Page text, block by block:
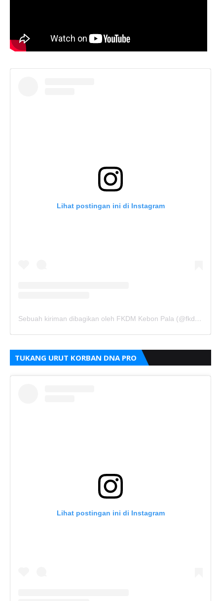
Lihat postingan ini di Instagram
Sebuah kiriman dibagikan oleh FKDM Kebon Pala (@fkdm_kebonpala)
TUKANG URUT KORBAN DNA PRO
Lihat postingan ini di Instagram